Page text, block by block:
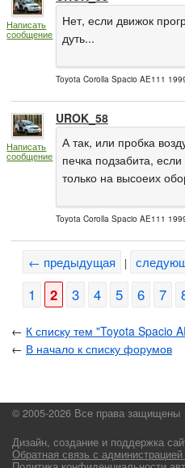
Написать
сообщение
Нет, если движок
дуть...
Toyota Corolla Spacio AE111
Написать
сообщение
UROK_58
А так, или пробка
печка подзабита,
только на высоеих
Toyota Corolla Spacio AE111
← предыдущая |
1 2 3 4 5 6 7
← К списку тем "Toyota Spacio
← В начало к списку форумов
© 2005-2026 Все права защищены
Дизайн, создание и поддержка
Обратная связь с администрацией